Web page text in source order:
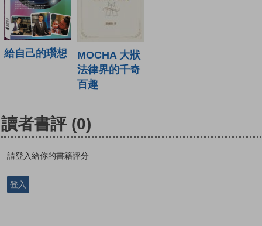
給自己的瓚想
MOCHA 大狀
法律界的千奇
百趣
讀者書評 (0)
請登入給你的書籍評分
登入